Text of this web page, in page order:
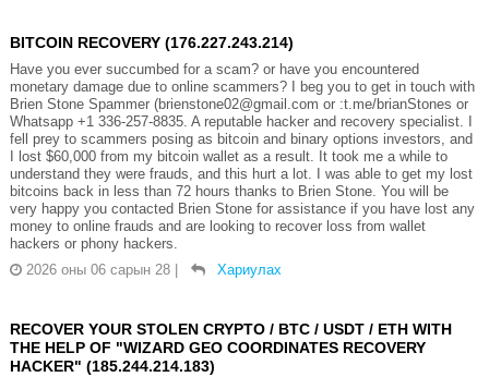
BITCOIN RECOVERY (176.227.243.214)
Have you ever succumbed for a scam? or have you encountered
monetary damage due to online scammers? I beg you to get in touch with
Brien Stone Spammer (brienstone02@gmail.com or :t.me/brianStones or
Whatsapp +1 336-257-8835. A reputable hacker and recovery specialist. I
fell prey to scammers posing as bitcoin and binary options investors, and
I lost $60,000 from my bitcoin wallet as a result. It took me a while to
understand they were frauds, and this hurt a lot. I was able to get my lost
bitcoins back in less than 72 hours thanks to Brien Stone. You will be
very happy you contacted Brien Stone for assistance if you have lost any
money to online frauds and are looking to recover loss from wallet
hackers or phony hackers.
2026 оны 06 сарын 28
Хариулах
RECOVER YOUR STOLEN CRYPTO / BTC / USDT / ETH WITH
THE HELP OF "WIZARD GEO COORDINATES RECOVERY
HACKER" (185.244.214.183)